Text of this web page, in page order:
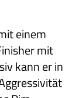
einem
mit
kann er in